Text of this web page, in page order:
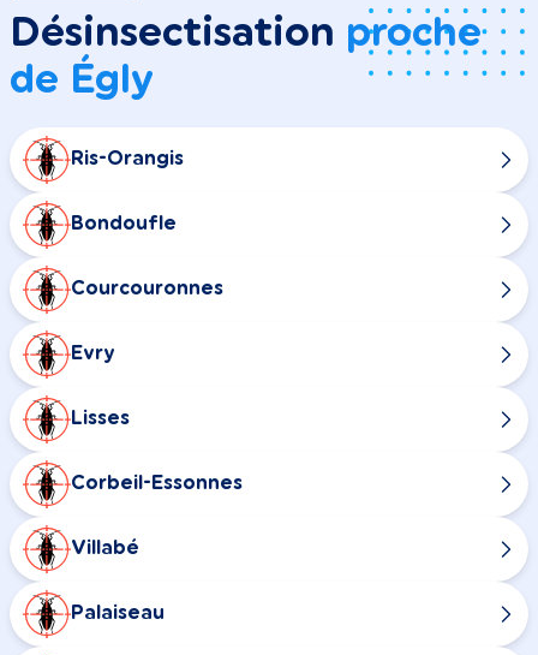
Désinsectisation proche
de Égly
Ris-Orangis
Bondoufle
Courcouronnes
Evry
Lisses
Corbeil-Essonnes
Villabé
Palaiseau